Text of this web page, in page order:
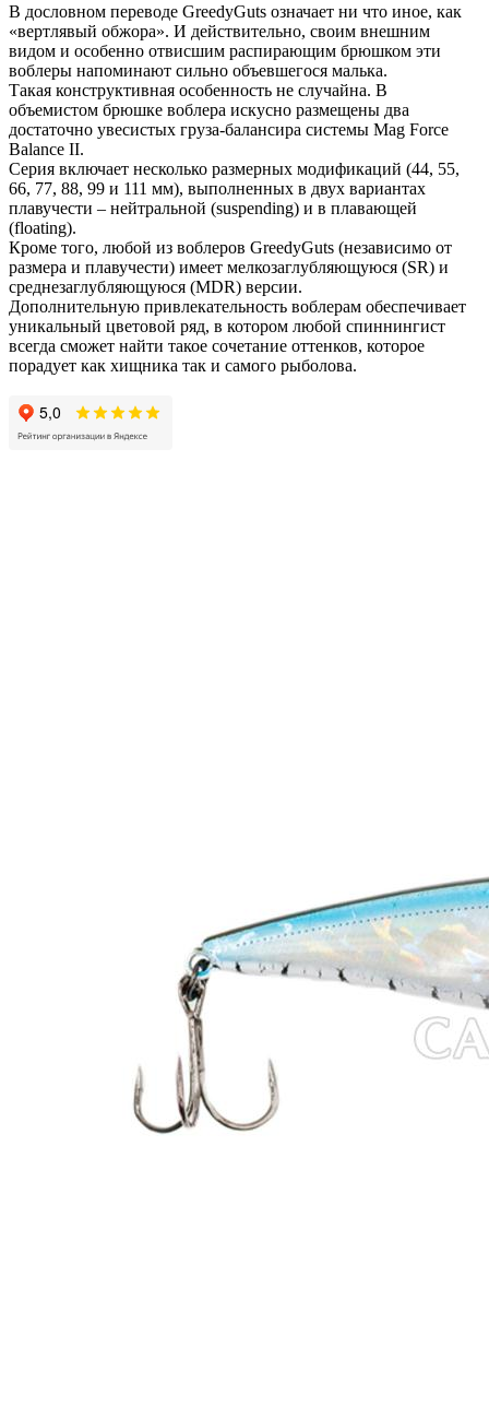
В дословном переводе GreedyGuts означает ни что иное, как
«вертлявый обжора». И действительно, своим внешним
видом и особенно отвисшим распирающим брюшком эти
воблеры напоминают сильно объевшегося малька.
Такая конструктивная особенность не случайна. В
объемистом брюшке воблера искусно размещены два
достаточно увесистых груза-балансира системы Mag Force
Balance II.
Серия включает несколько размерных модификаций (44, 55,
66, 77, 88, 99 и 111 мм), выполненных в двух вариантах
плавучести – нейтральной (suspending) и в плавающей
(floating).
Кроме того, любой из воблеров GreedyGuts (независимо от
размера и плавучести) имеет мелкозаглубляющуюся (SR) и
среднезаглубляющуюся (MDR) версии.
Дополнительную привлекательность воблерам обеспечивает
уникальный цветовой ряд, в котором любой спиннингист
всегда сможет найти такое сочетание оттенков, которое
порадует как хищника так и самого рыболова.